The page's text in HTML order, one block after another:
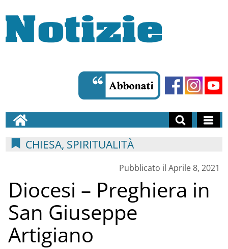
CHIESA, SPIRITUALITÀ
Pubblicato il Aprile 8, 2021
Diocesi – Preghiera in
San Giuseppe
Artigiano